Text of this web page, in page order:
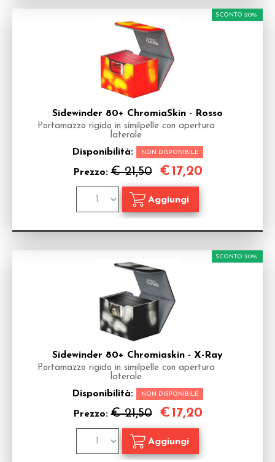
Sidewinder 80+ ChromiaSkin - Rosso
Portamazzo rigido in similpelle con apertura
laterale
Disponibilità: NON DISPONIBILE
Prezzo:€ 21,50
SCONTO 20%
€17,20
Sidewinder 80+ Chromiaskin - X-Ray
Portamazzo rigido in similpelle con apertura
laterale
Disponibilità: NON DISPONIBILE
Prezzo:€ 21,50
SCONTO 20%
€17,20